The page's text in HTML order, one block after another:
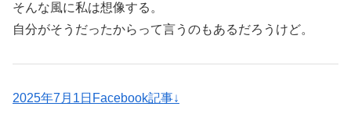
そんな風に私は想像する。
自分がそうだったからって言うのもあるだろうけど。
2025年7月1日Facebook記事↓